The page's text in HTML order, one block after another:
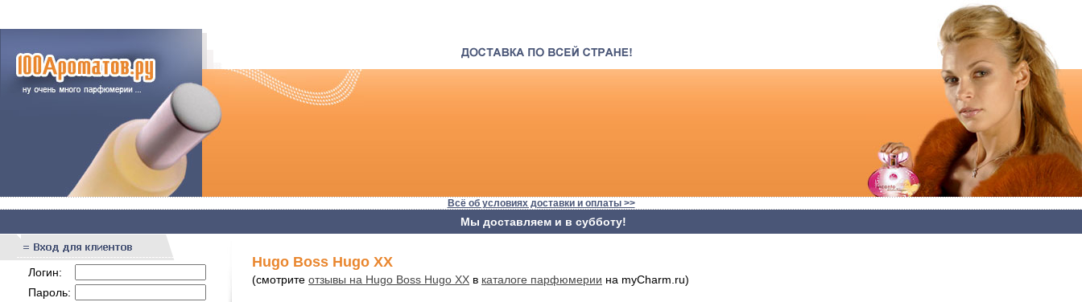
Всё об условиях доставки и оплаты >>
Мы доставляем и в субботу!
Логин:
Пароль:
Hugo Boss Hugo XX
(смотрите отзывы на Hugo Boss Hugo XX в каталоге парфюмерии на myCharm.ru)